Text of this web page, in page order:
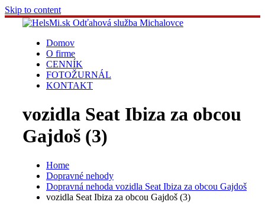
Skip to content
Domov
O firme
CENNÍK
FOTOŽURNÁL
KONTAKT
vozidla Seat Ibiza za obcou
Gajdoš (3)
Home
Dopravné nehody
Dopravná nehoda vozidla Seat Ibiza za obcou Gajdoš
vozidla Seat Ibiza za obcou Gajdoš (3)